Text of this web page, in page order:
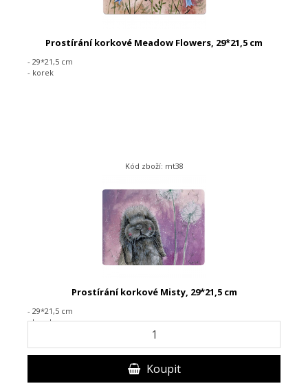
Prostírání korkové Meadow Flowers, 29*21,5 cm
- 29*21,5 cm
- korek
Kód zboží: mt38
Prostírání korkové Misty, 29*21,5 cm
- 29*21,5 cm
- korek
Koupit